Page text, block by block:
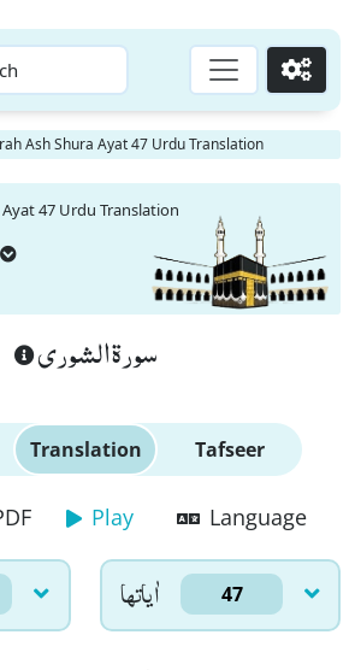
Go
Ash Shura Ayat 47 Urdu Translation
47 Urdu Translation
سورة الشورى
Translation Tafseer
Play Language
اٰياتها 47